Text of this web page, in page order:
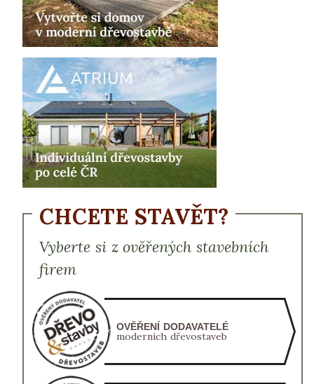
CHCETE STAVĚT?
Vyberte si z ověřených stavebních
firem
OVĚŘENÍ DODAVATELÉ
moderních dřevostaveb